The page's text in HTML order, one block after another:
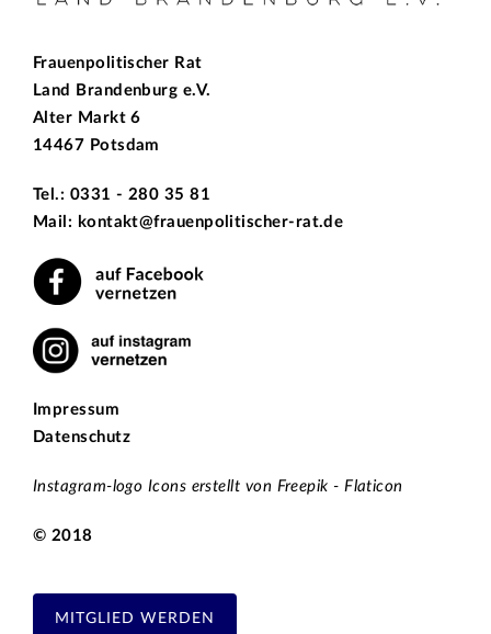
Frauenpolitischer Rat
Land Brandenburg e.V.
Alter Markt 6
14467 Potsdam
Tel.: 0331 - 280 35 81
Mail: kontakt@frauenpolitischer-rat.de
Impressum
Datenschutz
Instagram-logo Icons erstellt von Freepik - Flaticon
© 2018
MITGLIED WERDEN